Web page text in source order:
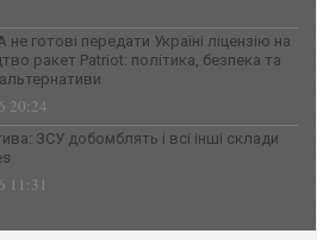
готові передати Україні ліцензію на
ракет Patriot: політика, безпека та
20:24
ЗСУ добомблять і всі інші склади
11:31